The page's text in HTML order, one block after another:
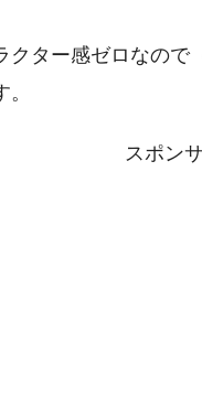
ター感ゼロなの
スポン